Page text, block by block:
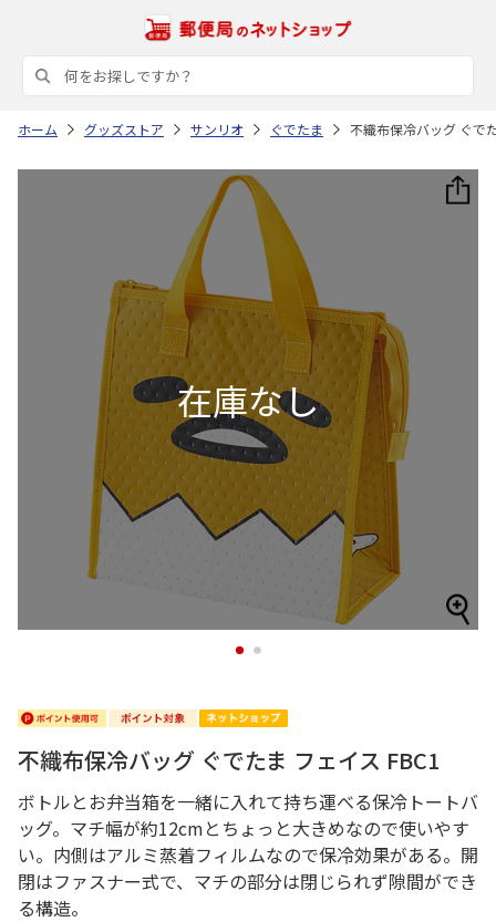
ホーム グッズストア サンリオ ぐでたま 不織布保冷バッグ ぐで
1 2
不織布保冷バッグ ぐでたま フェイス FBC1
ボトルとお弁当箱を一緒に入れて持ち運べる保冷トートバ
ッグ。マチ幅が約12cmとちょっと大きめなので使いやす
い。内側はアルミ蒸着フィルムなので保冷効果がある。開
閉はファスナー式で、マチの部分は閉じられず隙間ができ
る構造。